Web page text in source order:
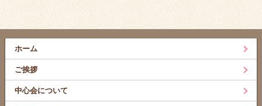
ホーム
ご挨拶
中心会について